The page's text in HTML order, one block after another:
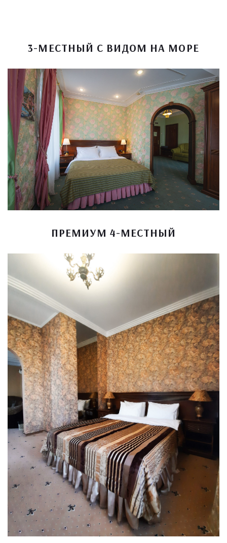
3-МЕСТНЫЙ С ВИДОМ НА МОРЕ
ПРЕМИУМ 4-МЕСТНЫЙ